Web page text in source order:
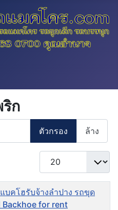
ก
ตัวกรอง ล้าง
แสดง #
บคโฮรับจ้างลำปาง รถขุด
Backhoe for rent